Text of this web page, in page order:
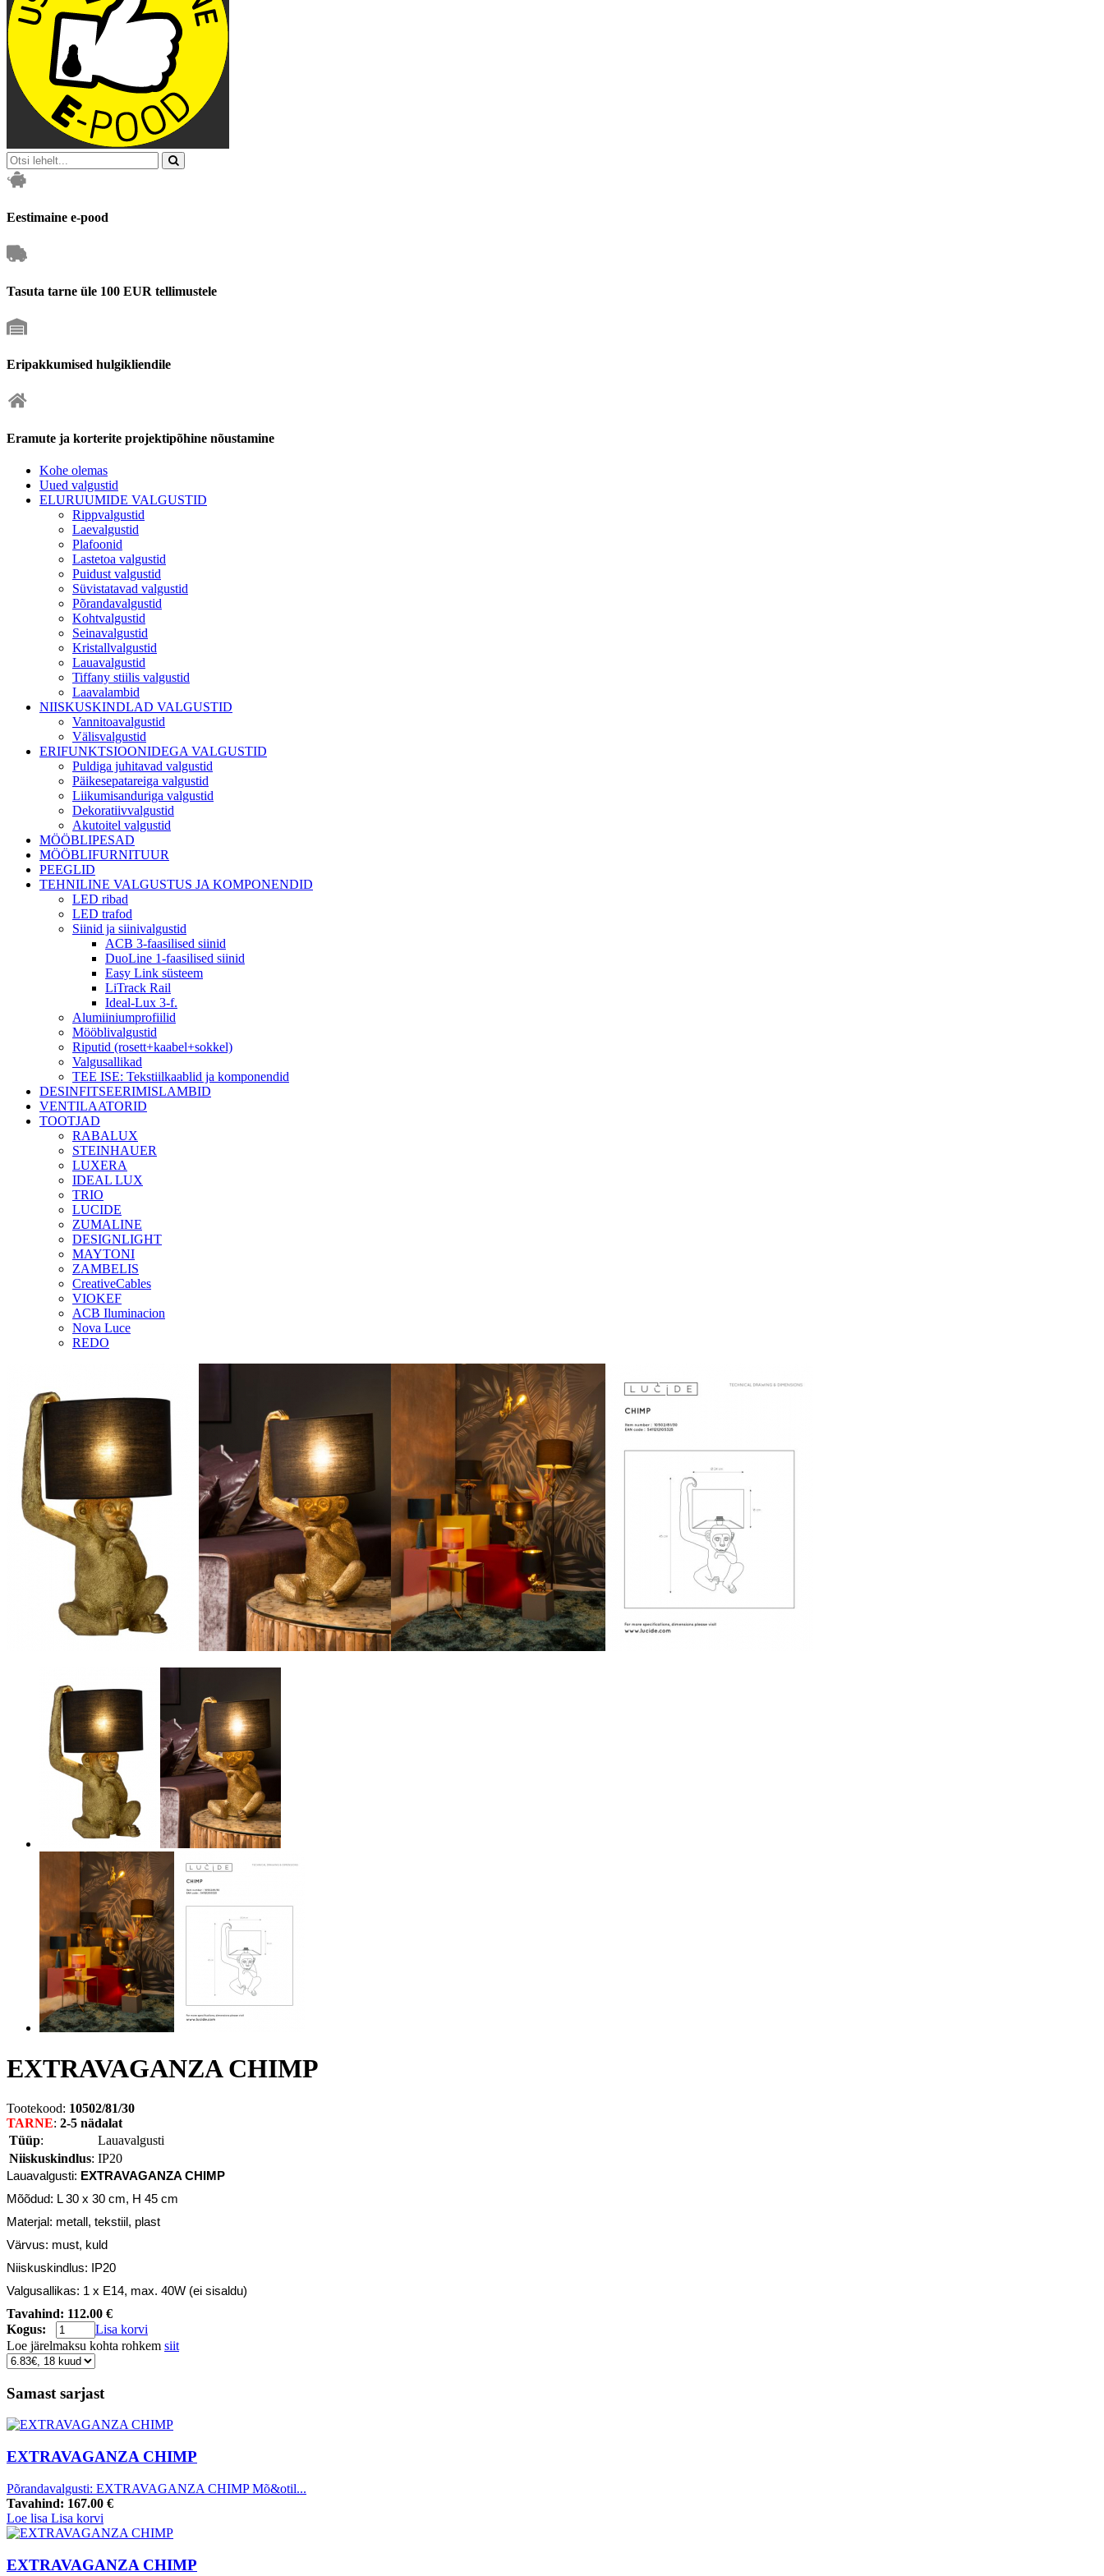
Eestimaine e-pood
Tasuta tarne üle 100 EUR tellimustele
Eripakkumised hulgikliendile
Eramute ja korterite projektipõhine nõustamine
Kohe olemas
Uued valgustid
ELURUUMIDE VALGUSTID
Rippvalgustid
Laevalgustid
Plafoonid
Lastetoa valgustid
Puidust valgustid
Süvistatavad valgustid
Põrandavalgustid
Kohtvalgustid
Seinavalgustid
Kristallvalgustid
Lauavalgustid
Tiffany stiilis valgustid
Laavalambid
NIISKUSKINDLAD VALGUSTID
Vannitoavalgustid
Välisvalgustid
ERIFUNKTSIOONIDEGA VALGUSTID
Puldiga juhitavad valgustid
Päikesepatareiga valgustid
Liikumisanduriga valgustid
Dekoratiivvalgustid
Akutoitel valgustid
MÖÖBLIPESAD
MÖÖBLIFURNITUUR
PEEGLID
TEHNILINE VALGUSTUS JA KOMPONENDID
LED ribad
LED trafod
Siinid ja siinivalgustid
ACB 3-faasilised siinid
DuoLine 1-faasilised siinid
Easy Link süsteem
LiTrack Rail
Ideal-Lux 3-f.
Alumiiniumprofiilid
Mööblivalgustid
Riputid (rosett+kaabel+sokkel)
Valgusallikad
TEE ISE: Tekstiilkaablid ja komponendid
DESINFITSEERIMISLAMBID
VENTILAATORID
TOOTJAD
RABALUX
STEINHAUER
LUXERA
IDEAL LUX
TRIO
LUCIDE
ZUMALINE
DESIGNLIGHT
MAYTONI
ZAMBELIS
CreativeCables
VIOKEF
ACB Iluminacion
Nova Luce
REDO
EXTRAVAGANZA CHIMP
Tootekood: 10502/81/30
TARNE: 2-5 nädalat
Tüüp:
Lauavalgusti
Niiskuskindlus: IP20
Lauavalgusti: EXTRAVAGANZA CHIMP
Mõõdud: L 30 x 30 cm, H 45 cm
Materjal: metall, tekstiil, plast
Värvus: must, kuld
Niiskuskindlus: IP20
Valgusallikas: 1 x E14, max. 40W (ei sisaldu)
Tavahind: 112.00 €
Kogus:
Lisa korvi
Loe järelmaksu kohta rohkem siit
Samast sarjast
EXTRAVAGANZA CHIMP
Põrandavalgusti: EXTRAVAGANZA CHIMP Mõ&otil...
Tavahind: 167.00 €
Loe lisa Lisa korvi
EXTRAVAGANZA CHIMP